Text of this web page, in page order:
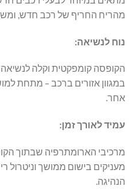
מהריח החריף של רכב חדש,
נוח לנשיאה:
הקופסה קומפקטית וקלה
במגוון אזורים ברכב – מתחת
אחר.
עמיד לאורך זמן:
מרכיבי הארומתרפיה שבתוך
מעניקים בישום ממושך וניטרול
הנהיגה.